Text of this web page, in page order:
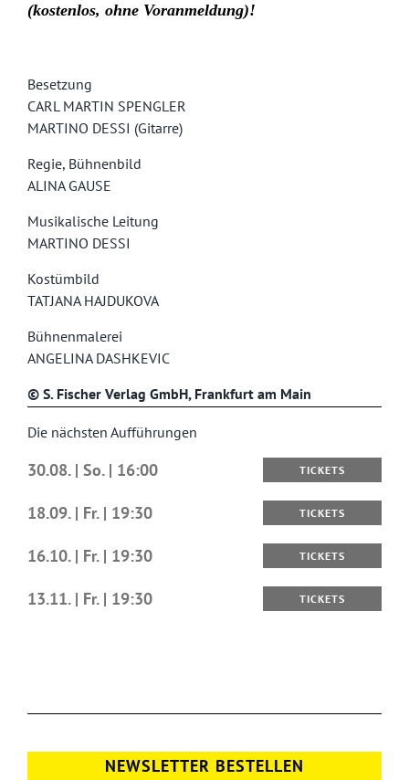
Besetzung
CARL MARTIN SPENGLER
MARTINO DESSI (Gitarre)
Regie, Bühnenbild
ALINA GAUSE
Musikalische Leitung
MARTINO DESSI
Kostümbild
TATJANA HAJDUKOVA
Bühnenmalerei
ANGELINA DASHKEVIC
© S. Fischer Verlag GmbH, Frankfurt am Main
Die nächsten Aufführungen
30.08. | So. | 16:00 TICKETS
18.09. | Fr. | 19:30 TICKETS
16.10. | Fr. | 19:30 TICKETS
13.11. | Fr. | 19:30 TICKETS
(kostenlos, ohne Voranmeldung)!
NEWSLETTER BESTELLEN